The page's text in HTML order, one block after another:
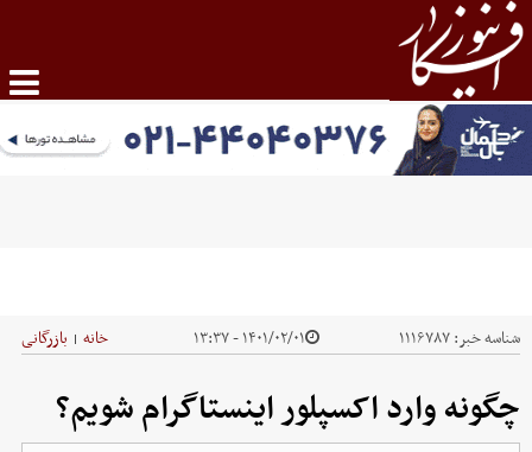
شناسه خبر:۱۱۱۶۷۸۷ ۱۴۰۱/۰۲/۰۱ - ۱۳:۳۷ خانه | بازرگانی
چگونه وارد اکسپلور اینستاگرام شویم؟